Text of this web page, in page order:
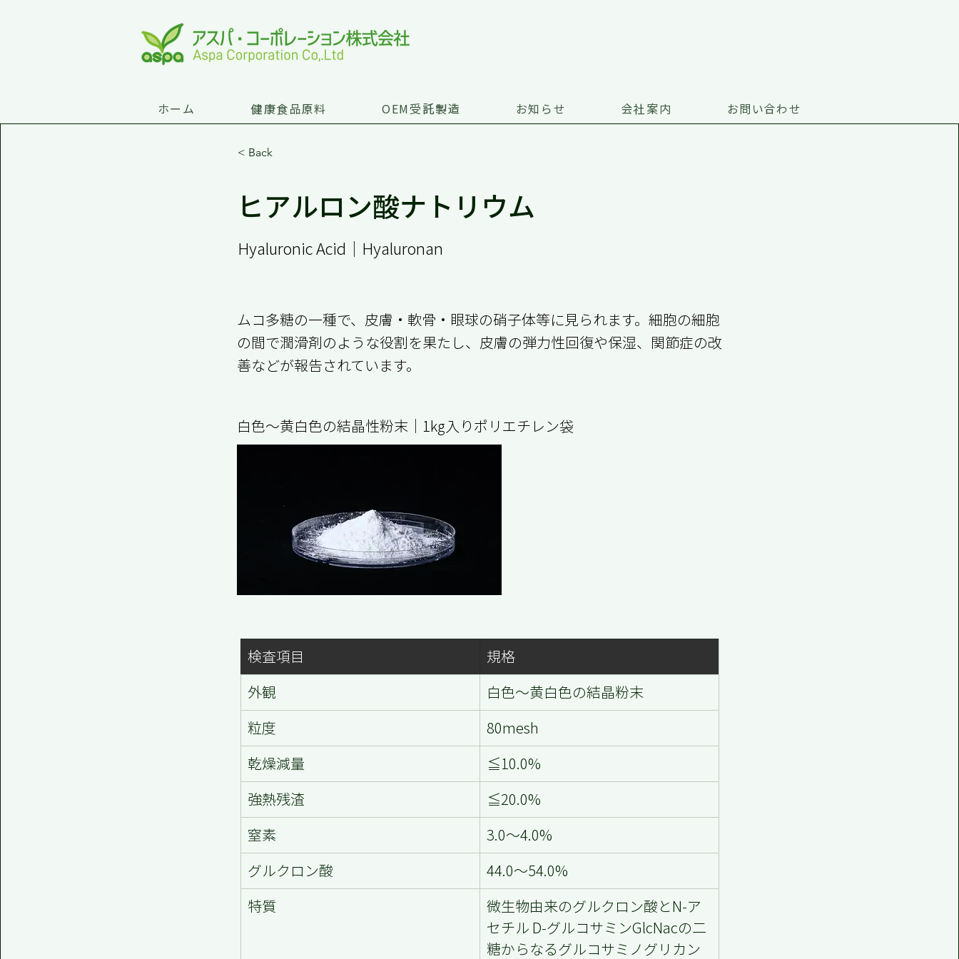
ホーム 健康食品原料 OEM受託製造 お知らせ 会社案内 お問い合わせ
< Back
ヒアルロン酸ナトリウム
Hyaluronic Acid｜Hyaluronan
ムコ多糖の一種で、皮膚・軟骨・眼球の硝子体等に見られます。細胞の細胞
の間で潤滑剤のような役割を果たし、皮膚の弾力性回復や保湿、関節症の改
善などが報告されています。
白色～黄白色の結晶性粉末｜1kg入りポリエチレン袋
検査項目
規格
外観
白色～黄白色の結晶粉末
粒度
80mesh
乾燥減量
≦10.0%
強熱残渣
≦20.0%
窒素
3.0～4.0%
グルクロン酸
44.0～54.0%
特質
微生物由来のグルクロン酸とN-ア
セチル D-グルコサミンGlcNacの二
糖からなるグルコサミノグリカン